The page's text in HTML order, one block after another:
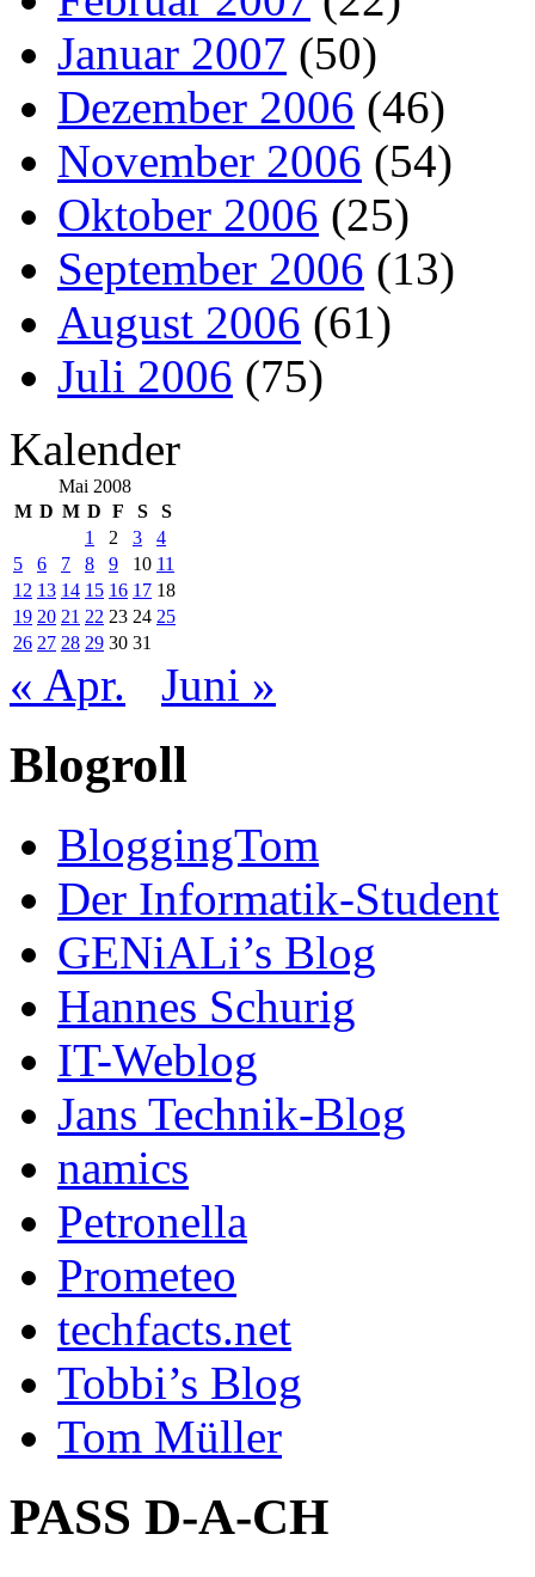
Januar 2007 (50)
Dezember 2006 (46)
November 2006 (54)
Oktober 2006 (25)
September 2006 (13)
August 2006 (61)
Juli 2006 (75)
Kalender
Mai 2008
M D M D F S
S
1
2 3
4
5
6 7 8 9 10 11
12 13 14 15 16 17 18
19 20 21 22 23 24 25
26 27 28 29 30 31
« Apr. Juni »
Blogroll
BloggingTom
Der Informatik-Student
GENiALi’s Blog
Hannes Schurig
IT-Weblog
Jans Technik-Blog
namics
Petronella
Prometeo
techfacts.net
Tobbi’s Blog
Tom Müller
PASS D-A-CH